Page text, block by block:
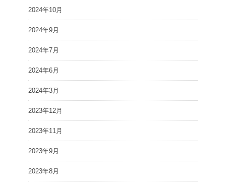
2024年10月
2024年9月
2024年7月
2024年6月
2024年3月
2023年12月
2023年11月
2023年9月
2023年8月